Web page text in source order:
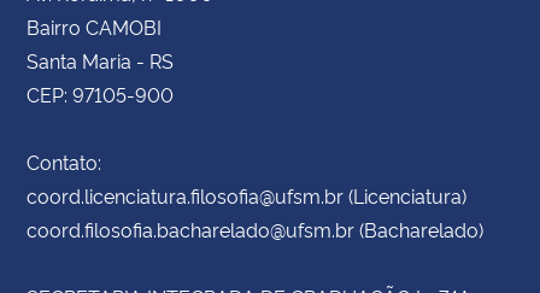
Bairro CAMOBI
Santa Maria - RS
CEP: 97105-900
Contato:
coord.licenciatura.filosofia@ufsm.br (Licenciatura)
coord.filosofia.bacharelado@ufsm.br (Bacharelado)